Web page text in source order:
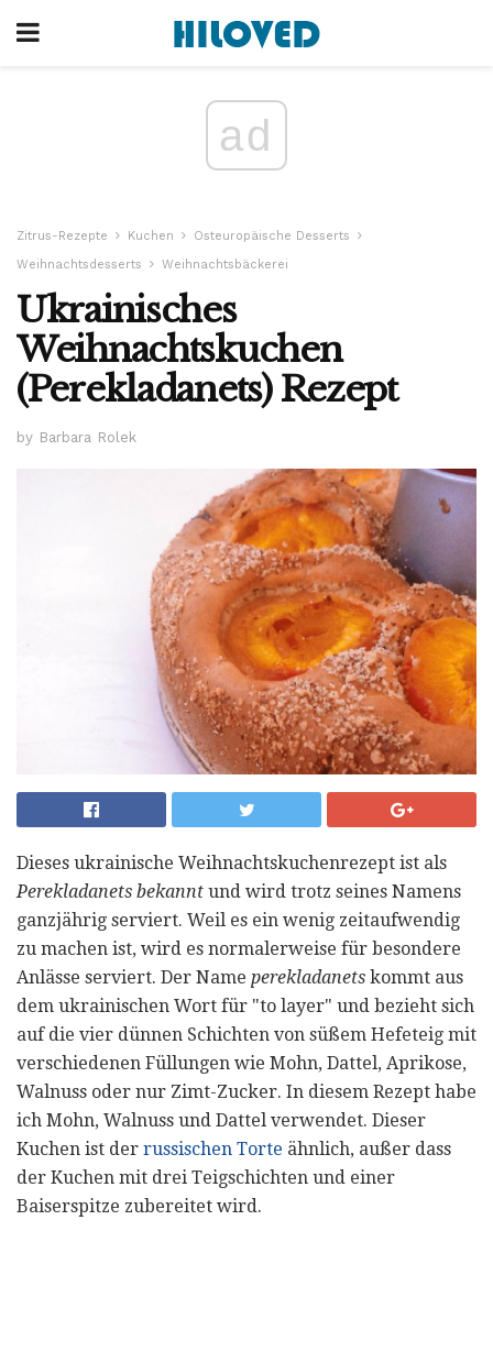
ad
Zitrus-Rezepte Kuchen
Osteuropäische Desserts
Weihnachtsdesserts
Weihnachtsbäckerei
Ukrainisches
Weihnachtskuchen
(Perekladanets) Rezept
by Barbara Rolek
Dieses ukrainische Weihnachtskuchenrezept ist als
Perekladanets bekannt und wird trotz seines Namens
ganzjährig serviert. Weil es ein wenig zeitaufwendig
zu machen ist, wird es normalerweise für besondere
Anlässe serviert. Der Name perekladanets kommt aus
dem ukrainischen Wort für "to layer" und bezieht sich
auf die vier dünnen Schichten von süßem Hefeteig mit
verschiedenen Füllungen wie Mohn, Dattel, Aprikose,
Walnuss oder nur Zimt-Zucker. In diesem Rezept habe
ich Mohn, Walnuss und Dattel verwendet. Dieser
Kuchen ist der russischen Torte ähnlich, außer dass
der Kuchen mit drei Teigschichten und einer
Baiserspitze zubereitet wird.